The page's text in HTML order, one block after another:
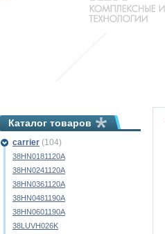
Каталог товаров
carrier (104)
38HN0181120A
38HN0241120A
38HN0361120A
38HN0481190A
38HN0601190A
38LUVH026K